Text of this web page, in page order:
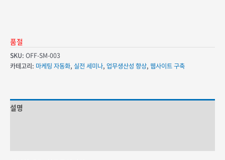
품절
SKU: OFF-SM-003
카테고리: 마케팅 자동화, 실전 세미나, 업무생산성 향상, 웹사이트 구축
설명